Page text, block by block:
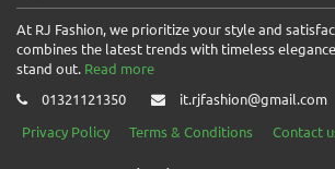
At RJ Fashion, we prioritize your style and
combines the latest trends with timeless
stand out. Read more
01321121350
it.rjfashion@gmail.com
Privacy Policy
Terms & Conditions Contact